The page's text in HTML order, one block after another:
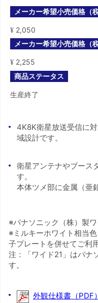
メーカー希望小売価格（税
¥ 2,050
メーカー希望小売価格（税
¥ 2,255
商品ステータス
生産終了
4K8K衛星放送受信に
域設計です。
衛星アンテナやブース
す。
本体ツメ部に金属（亜
※パナソニック（株）製
※ミルキーホワイト相当
子プレートを併せてご利
注：「ワイド21」はパナ
す。
外観仕様書（PDF